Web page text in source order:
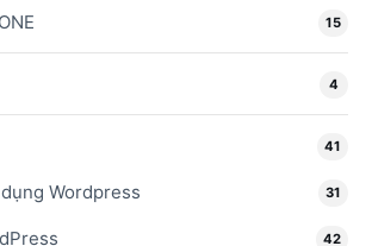
15
4
41
Wordpress 31
42